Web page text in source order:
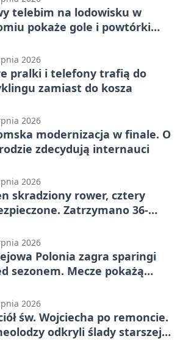
telebim na lodowisku w
pokaże gole i powtórki
2026
pralki i telefony trafią do
zamiast do kosza
2026
modernizacja w finale. O
zdecydują internauci
2026
skradziony rower, cztery
Zatrzymano 36-
2026
Polonia zagra sparingi
sezonem. Mecze pokażą
2026
św. Wojciecha po remoncie.
odkryli ślady starszej